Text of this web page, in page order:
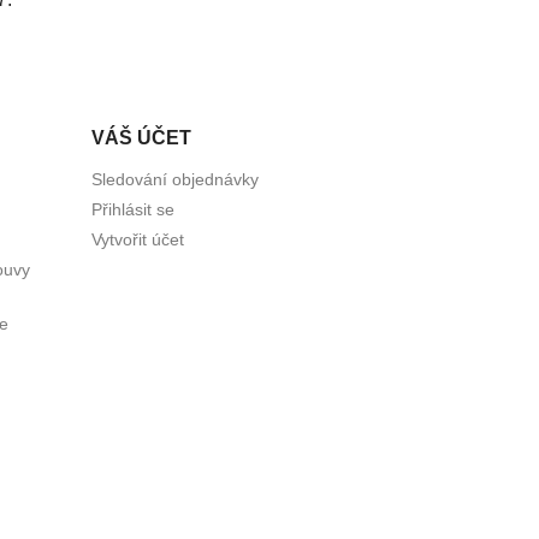
VÁŠ ÚČET
Sledování objednávky
Přihlásit se
Vytvořit účet